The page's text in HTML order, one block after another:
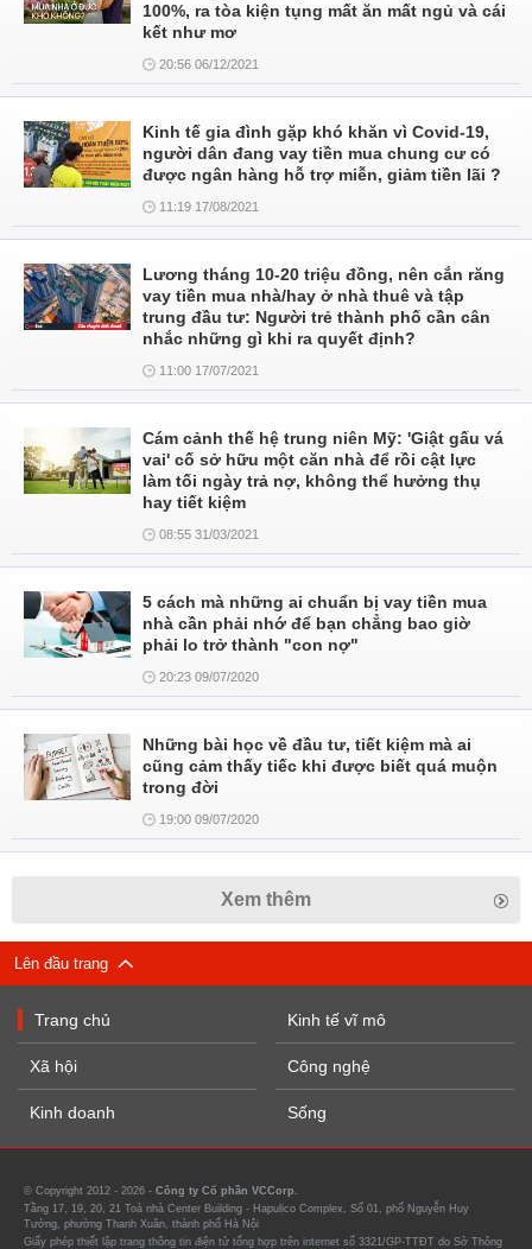
100%, ra tòa kiện tụng mất ăn mất ngủ và cái
kết như mơ
20:56 06/12/2021
Kinh tế gia đình gặp khó khăn vì Covid-19,
người dân đang vay tiền mua chung cư có
được ngân hàng hỗ trợ miễn, giảm tiền lãi ?
11:19 17/08/2021
Lương tháng 10-20 triệu đồng, nên cắn răng
vay tiền mua nhà/hay ở nhà thuê và tập
trung đầu tư: Người trẻ thành phố cần cân
nhắc những gì khi ra quyết định?
11:00 17/07/2021
Cám cảnh thế hệ trung niên Mỹ: 'Giật gấu vá
vai' cố sở hữu một căn nhà để rồi cật lực
làm tối ngày trả nợ, không thể hưởng thụ
hay tiết kiệm
08:55 31/03/2021
5 cách mà những ai chuẩn bị vay tiền mua
nhà cần phải nhớ để bạn chẳng bao giờ
phải lo trở thành "con nợ"
20:23 09/07/2020
Những bài học về đầu tư, tiết kiệm mà ai
cũng cảm thấy tiếc khi được biết quá muộn
trong đời
19:00 09/07/2020
Xem thêm
Lên đầu trang
Trang chủ
Xã hội
Kinh doanh
Kinh tế vĩ mô
Công nghệ
Sống
© Copyright 2012 - 2026 - Công ty Cổ phần VCCorp.
Tầng 17, 19, 20, 21 Toà nhà Center Building - Hapulico Complex, Số 01, phố Nguyễn Huy
Tưởng, phường Thanh Xuân, thành phố Hà Nội
Giấy phép thiết lập trang thông tin điện tử tổng hợp trên internet số 3321/GP-TTĐT do Sở Thông